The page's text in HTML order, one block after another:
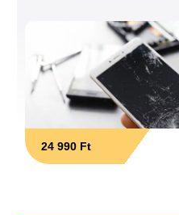
24 990 Ft